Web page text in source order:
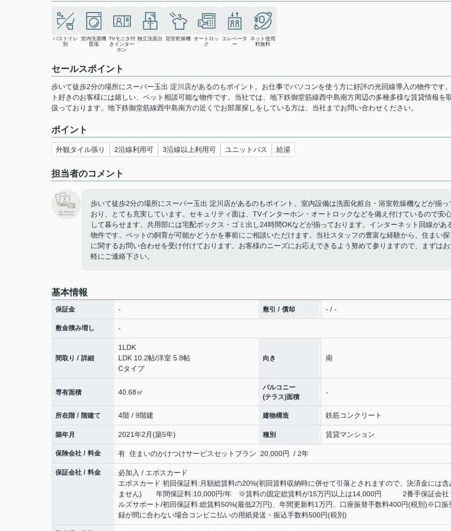
バストイレ
別
室内洗濯機
置場
TVモニタ付
きインター
ホン
独立洗面台 浴室乾燥機
オートロッ
ク
エレベータ
ー
ネット使用
料無料
セールスポイント
歩いて徒歩2分の場所にスーパー玉出 淀川店があるのもポイント。お仕事でパソコンを使う方に好評の光回線導入の物件です
ト好きのお客様には嬉しい、ペット相談可能な物件です。当社では、地下鉄御堂筋線西中島南方周辺の多種多様な賃貸情報を
扱っております。地下鉄御堂筋線西中島南方の近くでお部屋探しをしている方は、当社までお問い合わせください。
ポイント
外観タイル張り 2沿線利用可 3沿線以上利用可 ユニットバス 給湯
担当者のコメント
歩いて徒歩2分の場所にスーパー玉出 淀川店があるのもポイント。室内設備は洗面化粧台・浴室乾燥機などが揃っ
おり、とても充実しています。セキュリティ面は、TVインターホン・オートロックなどを備え付けているので安
して暮らせます。共用部には宅配ボックス・ゴミ出し24時間OKなどが揃っております。インターネット回線があ
物件です。ペットの飼育が可能かどうかを事前にご相談いただけます。当社スタッフの豊富な経験から、住まい探
に関するお問い合わせを受け付けております。お客様のニーズにお応えできるよう努めて参りますので、まずは
軽にご連絡下さい。
基本情報
保証金 - 敷引 / 償却 - / -
敷金積み増し -
間取り / 詳細
1LDK
LDK 10.2帖/洋室 5.8帖
Cタイプ
向き 南
専有面積 40.68㎡
バルコニー
(テラス)面積
-
所在階 / 階建て 4階 / 9階建 建物構造 鉄筋コンクリート
築年月 2021年2月(築5年) 種別 賃貸マンション
保険会社 / 料金 有 住まいのかけつけサービスセットプラン 20,000円 / 2年
保証会社 / 料金
必加入 / エポスカード
エポスカード 初回保証料:月額総賃料の20%(初回賃料収納時に併せて引落とされますので、決済金には含
ません) 年間保証料:10,000円/年 ※賃料の固定総賃料が15万円以上は14,000円 2番手保証会社
ルズサポート/初回保証料:総賃料50%(最低2万円)、年間更新料1万円、口座振替手数料400円(税別)※口振
録が間に合わない場合コンビニ払いの用紙発送・振込手数料500円(税別)